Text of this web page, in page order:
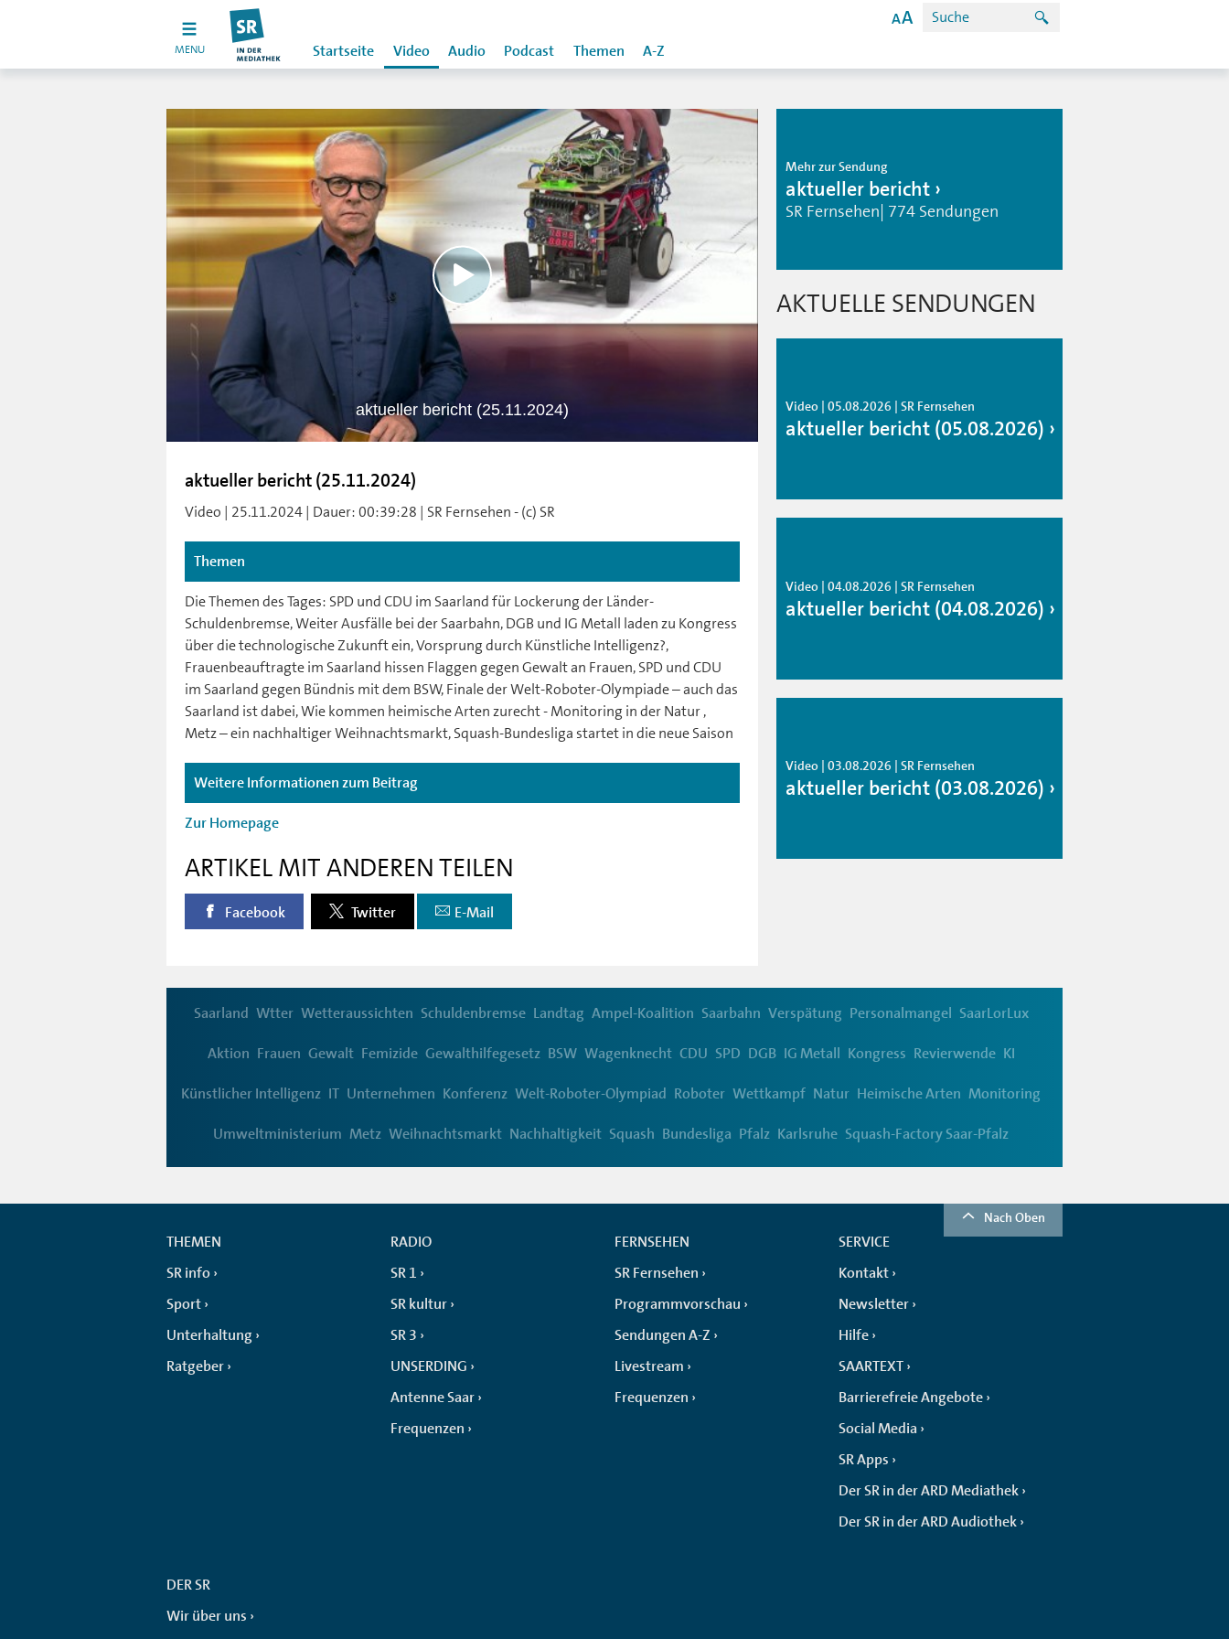
MENU Startseite Video Audio Podcast Themen A-Z
aktueller bericht (25.11.2024)
aktueller bericht (25.11.2024)
Video | 25.11.2024 | Dauer: 00:39:28 | SR Fernsehen - (c) SR
Themen
Die Themen des Tages: SPD und CDU im Saarland für Lockerung der Länder-
Schuldenbremse, Weiter Ausfälle bei der Saarbahn, DGB und IG Metall laden zu Kongress
über die technologische Zukunft ein, Vorsprung durch Künstliche Intelligenz?,
Frauenbeauftragte im Saarland hissen Flaggen gegen Gewalt an Frauen, SPD und CDU
im Saarland gegen Bündnis mit dem BSW, Finale der Welt-Roboter-Olympiade – auch das
Saarland ist dabei, Wie kommen heimische Arten zurecht - Monitoring in der Natur ,
Metz – ein nachhaltiger Weihnachtsmarkt, Squash-Bundesliga startet in die neue Saison
Weitere Informationen zum Beitrag
Zur Homepage
ARTIKEL MIT ANDEREN TEILEN
Facebook Twitter E-Mail
Mehr zur Sendung
aktueller bericht
SR Fernsehen| 774 Sendungen
AKTUELLE SENDUNGEN
Video | 05.08.2026 | SR Fernsehen
aktueller bericht (05.08.2026)
Video | 04.08.2026 | SR Fernsehen
aktueller bericht (04.08.2026)
Video | 03.08.2026 | SR Fernsehen
aktueller bericht (03.08.2026)
Saarland Wtter Wetteraussichten Schuldenbremse Landtag Ampel-Koalition Saarbahn Verspätung Personalmangel SaarLorLux
Aktion Frauen Gewalt Femizide Gewalthilfegesetz BSW Wagenknecht CDU SPD DGB IG Metall Kongress Revierwende KI
Künstlicher Intelligenz IT Unternehmen Konferenz Welt-Roboter-Olympiad Roboter Wettkampf Natur Heimische Arten Monitoring
Umweltministerium Metz Weihnachtsmarkt Nachhaltigkeit Squash Bundesliga Pfalz Karlsruhe Squash-Factory Saar-Pfalz
Nach Oben
THEMEN
SR info
Sport
Unterhaltung
Ratgeber
RADIO
SR 1
SR kultur
SR 3
UNSERDING
Antenne Saar
Frequenzen
FERNSEHEN
SR Fernsehen
Programmvorschau
Sendungen A-Z
Livestream
Frequenzen
SERVICE
Kontakt
Newsletter
Hilfe
SAARTEXT
Barrierefreie Angebote
Social Media
SR Apps
Der SR in der ARD Mediathek
Der SR in der ARD Audiothek
DER SR
Wir über uns